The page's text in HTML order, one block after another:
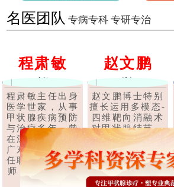
名医团队 专病专科 专研专治
程肃敏
主任
程肃敏主任出身
医学世家，从事
甲状腺疾病预防
与治疗多年，曾
在深圳、上海、
广东等多家医院
任职甲状腺科医
师，后经成都..
赵文鹏
博士
赵文鹏博士特别
擅长运用多模态-
四维靶向消融术
对甲状腺结节、
甲状腺腺瘤、甲
状腺囊肿、甲状
腺乳头状癌等甲
状腺疾..【详
细】